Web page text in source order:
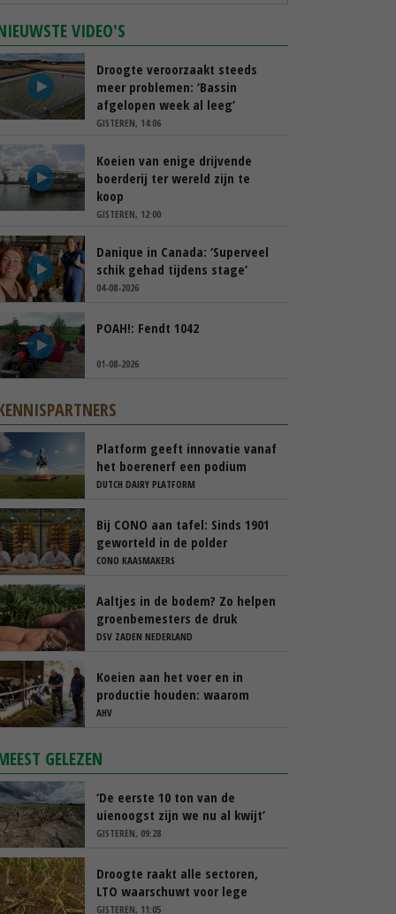
VIDEO'S
Droogte veroorzaakt steeds
meer problemen: ‘Bassin
afgelopen week al leeg’
GISTEREN, 14:06
Koeien van enige drijvende
boerderij ter wereld zijn te
koop
GISTEREN, 12:00
Danique in Canada: ‘Superveel
schik gehad tijdens stage’
04-08-2026
POAH!: Fendt 1042
01-08-2026
Platform geeft innovatie vanaf
het boerenerf een podium
DUTCH DAIRY PLATFORM
Bij CONO aan tafel: Sinds 1901
geworteld in de polder
CONO KAASMAKERS
Aaltjes in de bodem? Zo helpen
groenbemesters de druk
natuurlijk verlagen
DSV ZADEN NEDERLAND
Koeien aan het voer en in
productie houden: waarom
‘immuunmodulatie’ belangrijk
AHV
GELEZEN
‘De eerste 10 ton van de
uienoogst zijn we nu al kwijt’
GISTEREN, 09:28
Droogte raakt alle sectoren,
LTO waarschuwt voor lege
schappen
GISTEREN, 11:05